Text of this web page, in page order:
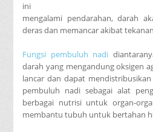
ini
mengalami pendarahan, darah
deras dan memancar akibat
Fungsi pembuluh nadi
darah yang mengandung oksigen
lancar dan dapat
pembuluh nadi sebagai alat
berbagai nutrisi untuk organ-
membantu tubuh untuk bertahan